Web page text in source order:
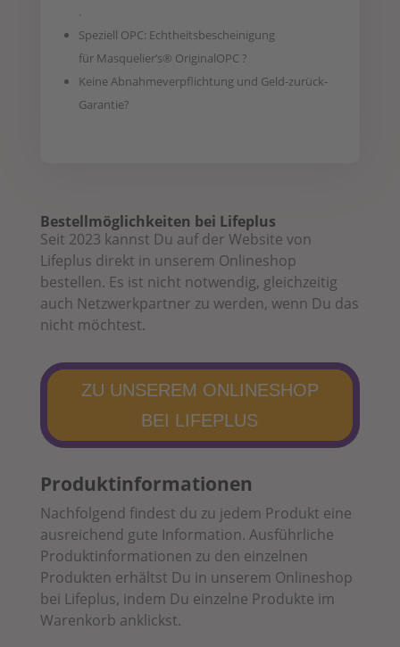
.
Speziell OPC: Echtheitsbescheinigung
für Masquelier’s® OriginalOPC ?
Keine Abnahmeverpflichtung und Geld-zurück-
Garantie?
Bestellmöglichkeiten bei Lifeplus
Seit 2023 kannst Du auf der Website von
Lifeplus direkt in unserem Onlineshop
bestellen. Es ist nicht notwendig, gleichzeitig
auch Netzwerkpartner zu werden, wenn Du das
nicht möchtest.
ZU UNSEREM ONLINESHOP
BEI LIFEPLUS
Produktinformationen
Nachfolgend findest du zu jedem Produkt eine
ausreichend gute Information. Ausführliche
Produktinformationen zu den einzelnen
Produkten erhältst Du in unserem Onlineshop
bei Lifeplus, indem Du einzelne Produkte im
Warenkorb anklickst.